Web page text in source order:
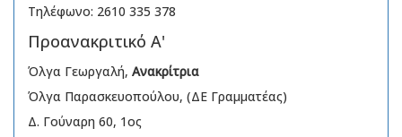
Τηλέφωνο: 2610 335 378
Προανακριτικό Α'
Όλγα Γεωργαλή, Ανακρίτρια
Όλγα Παρασκευοπούλου, (ΔΕ Γραμματέας)
Δ. Γούναρη 60, 1ος